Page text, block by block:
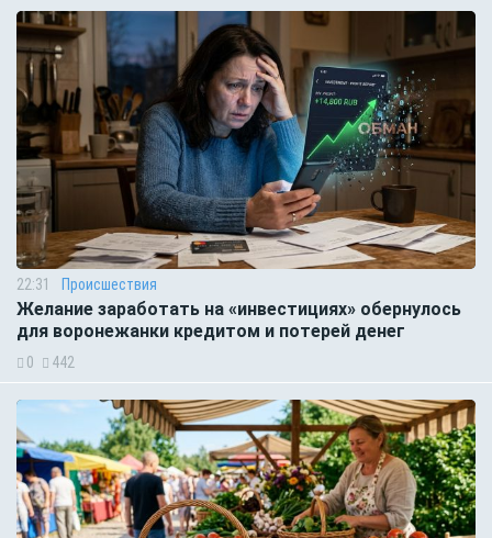
22:31 Происшествия
Желание заработать на «инвестициях» обернулось
для воронежанки кредитом и потерей денег
0 442